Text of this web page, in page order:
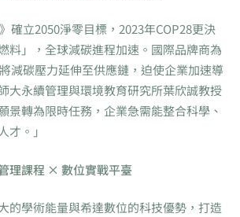
確立2050淨零目標，2023年COP28更決
料」，全球減碳進程加速。國際品牌商為
減碳壓力延伸至供應鏈，迫使企業加速導
大永續管理與環境教育研究所葉欣誠教授
景轉為限時任務，企業急需能整合科學、
才。」
理課程 × 數位實戰平臺
的學術能量與希達數位的科技優勢，打造